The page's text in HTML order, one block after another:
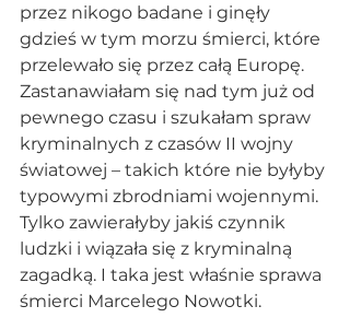
przez nikogo badane i ginęły
gdzieś w tym morzu śmierci, które
przelewało się przez całą Europę.
Zastanawiałam się nad tym już od
pewnego czasu i szukałam spraw
kryminalnych z czasów II wojny
światowej – takich które nie byłyby
typowymi zbrodniami wojennymi.
Tylko zawierałyby jakiś czynnik
ludzki i wiązała się z kryminalną
zagadką. I taka jest właśnie sprawa
śmierci Marcelego Nowotki.